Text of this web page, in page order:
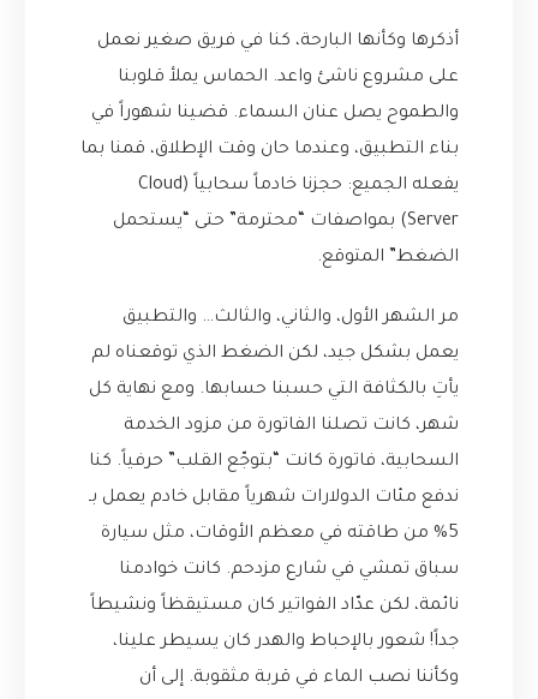
أذكرها وكأنها البارحة، كنا في فريق صغير نعمل
على مشروع ناشئ واعد. الحماس يملأ قلوبنا
والطموح يصل عنان السماء. قضينا شهوراً في
بناء التطبيق، وعندما حان وقت الإطلاق، قمنا بما
يفعله الجميع: حجزنا خادماً سحابياً (Cloud
Server) بمواصفات “محترمة” حتى “يستحمل
الضغط” المتوقع.
مر الشهر الأول، والثاني، والثالث… والتطبيق
يعمل بشكل جيد، لكن الضغط الذي توقعناه لم
يأتِ بالكثافة التي حسبنا حسابها. ومع نهاية كل
شهر، كانت تصلنا الفاتورة من مزود الخدمة
السحابية، فاتورة كانت “بتوجّع القلب” حرفياً. كنا
ندفع مئات الدولارات شهرياً مقابل خادم يعمل بـ
5% من طاقته في معظم الأوقات، مثل سيارة
سباق تمشي في شارع مزدحم. كانت خوادمنا
نائمة، لكن عدّاد الفواتير كان مستيقظاً ونشيطاً
جداً! شعور بالإحباط والهدر كان يسيطر علينا،
وكأننا نصب الماء في قربة مثقوبة. إلى أن